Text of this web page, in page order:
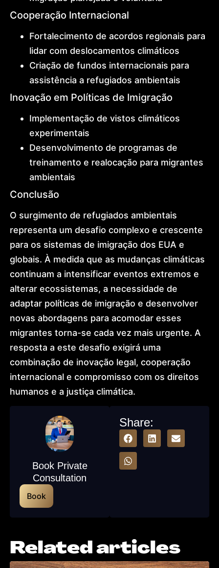
Book Private
Consultation
Book
Share:
Cooperação Internacional
Fortalecimento de acordos regionais para
lidar com deslocamentos climáticos
Criação de fundos internacionais para
assistência a refugiados ambientais
Inovação em Políticas de Imigração
Implementação de vistos climáticos
experimentais
Desenvolvimento de programas de
treinamento e realocação para migrantes
ambientais
Conclusão
O surgimento de refugiados ambientais
representa um desafio complexo e crescente
para os sistemas de imigração dos EUA e
globais. À medida que as mudanças climáticas
continuam a intensificar eventos extremos e
alterar ecossistemas, a necessidade de
adaptar políticas de imigração e desenvolver
novas abordagens para acomodar esses
migrantes torna-se cada vez mais urgente. A
resposta a este desafio exigirá uma
combinação de inovação legal, cooperação
internacional e compromisso com os direitos
humanos e a justiça climática.
Related articles